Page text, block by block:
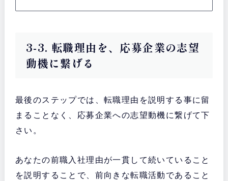
3-3. 転職理由を、応募企業の志望
動機に繋げる
最後のステップでは、転職理由を説明する事に留
まることなく、応募企業への志望動機に繋げて下
さい。
あなたの前職入社理由が一貫して続いていること
を説明することで、前向きな転職活動であること